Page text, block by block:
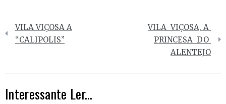
Navegação
de
VILA VIÇOSA A
“CALIPOLIS”
VILA VIÇOSA, A
PRINCESA DO
ALENTEJO
Interessante Ler...